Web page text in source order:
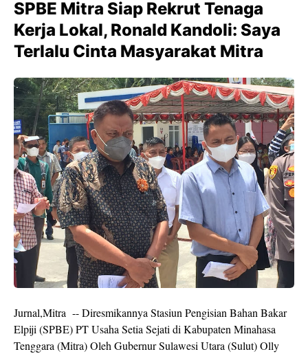
SPBE Mitra Siap Rekrut Tenaga
Kerja Lokal, Ronald Kandoli: Saya
Terlalu Cinta Masyarakat Mitra
Jurnal,Mitra -- Diresmikannya Stasiun Pengisian Bahan Bakar
Elpiji (SPBE) PT Usaha Setia Sejati di Kabupaten Minahasa
Tenggara (Mitra) Oleh Gubernur Sulawesi Utara (Sulut) Olly